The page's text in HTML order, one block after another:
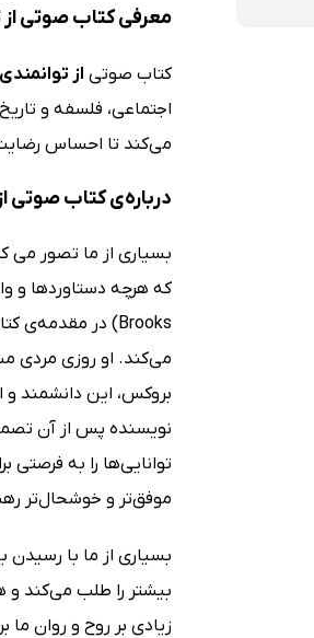
معرفی کتاب صوتی از
کتاب صوتی از
اجتماعی، فلسفه و
می‌کند تا احساس
درباره‌ی کتاب صوتی
بسیاری از ما تصور می
می‌کند. او روزی مردی
بروکس، این دانشمند و
نویسنده پس از آن
توانایی‌ها را به
موفق‌تر و خوشحال‌تر
بسیاری از ما با
بیشتر را طلب می‌کند و
زیادی بر روح و روان